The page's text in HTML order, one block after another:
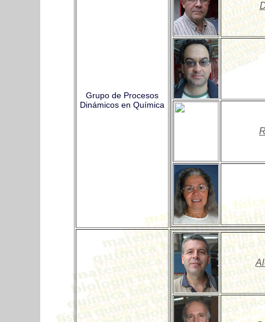
Grupo de Procesos
Dinámicos en Química